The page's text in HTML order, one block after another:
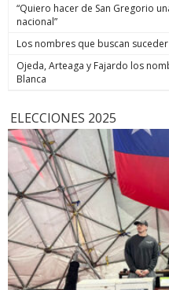
“Quiero hacer de San Gregorio
nacional”
Los nombres que buscan
Ojeda, Arteaga y Fajardo los
Blanca
ELECCIONES 2025